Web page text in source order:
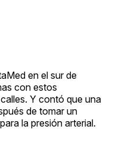
en el sur de
con estos
Y contó que una
de tomar un
la presión arterial.